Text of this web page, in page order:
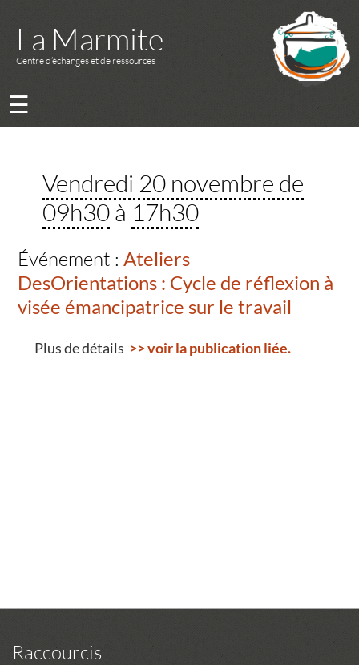
La Marmite
Centre d’échanges et de ressources
☰
Vendredi 20 novembre de
09h30à 17h30
Événement :Ateliers
DesOrientations : Cycle de réflexion à
visée émancipatrice sur le travail
Plus de détails >> voir la publication liée.
Raccourcis